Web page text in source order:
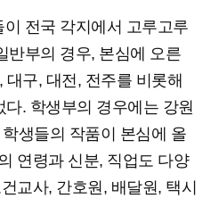
전국 각지에서 고루고루
반부의 경우, 본심에 오른
구, 대전, 전주를 비롯해
. 학생부의 경우에는 강원
생들의 작품이 본심에 올
연령과 신분, 직업도 다양
교사, 간호원, 배달원, 택시